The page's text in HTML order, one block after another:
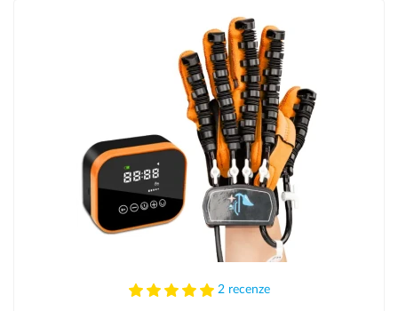
2 recenze